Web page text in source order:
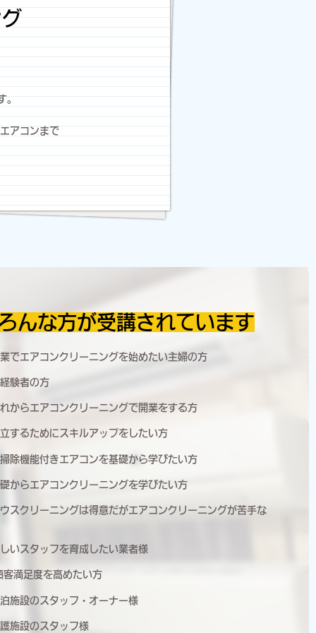
。
アコンまで
んな方が受講されています
でエアコンクリーニングを始めたい主婦の方
験者の方
からエアコンクリーニングで開業をする方
するためにスキルアップをしたい方
除機能付きエアコンを基礎から学びたい方
からエアコンクリーニングを学びたい方
スクリーニングは得意だがエアコンクリーニングが苦手な
いスタッフを育成したい業者様
満足度を高めたい方
施設のスタッフ・オーナー様
施設のスタッフ様